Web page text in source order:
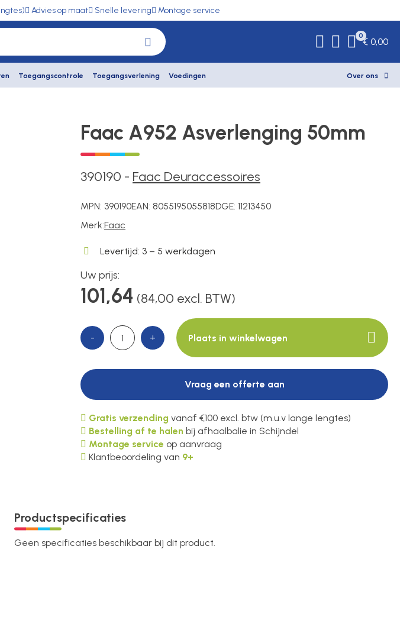
Advies op maat Snelle levering Montage service
0
€ 0,00
Toegangscontrole Toegangsverlening Voedingen Over ons
Faac A952 Asverlenging 50mm
390190 - Faac Deuraccessoires
MPN: 390190EAN: 8055195055818DGE: 11213450
Merk:Faac
Levertijd: 3 – 5 werkdagen
Uw prijs:
101,64 (84,00 excl. BTW)
- + Plaats in winkelwagen
Vraag een offerte aan
Gratis verzending vanaf €100 excl. btw (m.u.v lange lengtes)
Bestelling af te halen bij afhaalbalie in Schijndel
Montage service op aanvraag
Klantbeoordeling van 9+
Productspecificaties
Geen specificaties beschikbaar bij dit product.